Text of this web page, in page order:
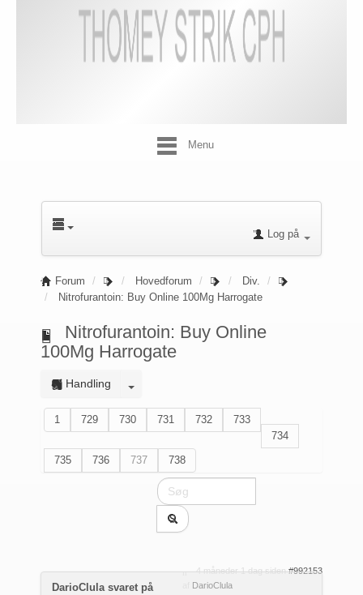
Menu
Log på
Forum Hovedforum
Div.
Nitrofurantoin: Buy Online 100Mg Harrogate
Nitrofurantoin: Buy Online
100Mg Harrogate
Handling
1 729 730 731 732
733
734
735
736 737 738
4 måneder 1 dag siden #992153
DarioClula
DarioClula svaret på